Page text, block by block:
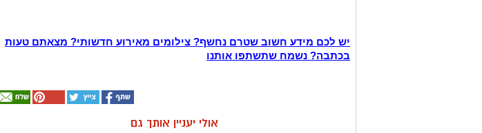
יש לכם מידע חשוב שטרם נחשף? צילומים מאירוע חדשותי? מצאתם טעות
בכתבה? נשמח שתשתפו אותנו
אולי יעניין אותך גם